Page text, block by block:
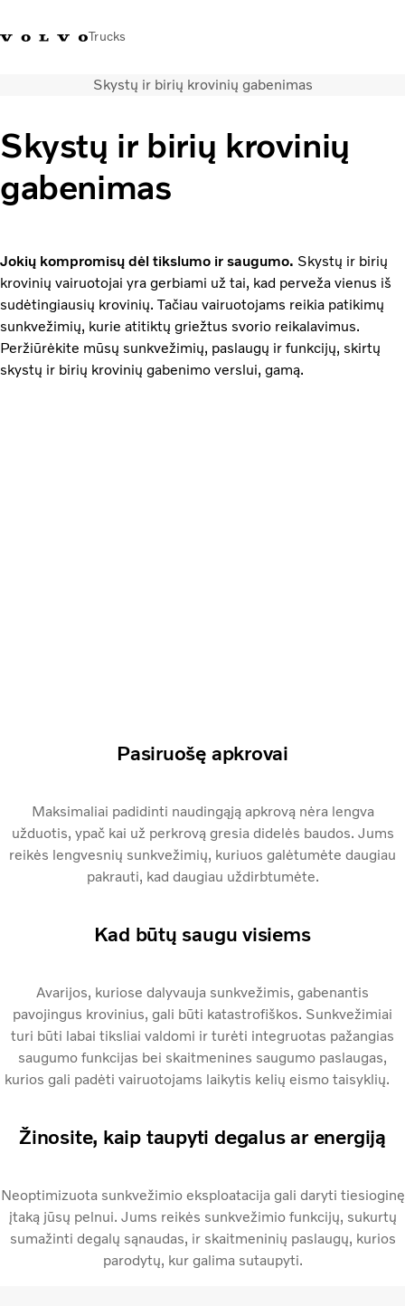
Trucks
+ 370 610 19991Volvo Trucks parduotuvė PrisijungtiLietuva
Transporto sprendimai
Sunkvežimiai
Paslaugos
Naujienos
Apie mus
Skystų ir birių krovinių gabenimas
Skystų ir birių krovinių
gabenimas
Jokių kompromisų dėl tikslumo ir saugumo. Skystų ir birių
krovinių vairuotojai yra gerbiami už tai, kad perveža vienus iš
sudėtingiausių krovinių. Tačiau vairuotojams reikia patikimų
sunkvežimių, kurie atitiktų griežtus svorio reikalavimus.
Peržiūrėkite mūsų sunkvežimių, paslaugų ir funkcijų, skirtų
skystų ir birių krovinių gabenimo verslui, gamą.
Pasiruošę apkrovai
Maksimaliai padidinti naudingąją apkrovą nėra lengva
užduotis, ypač kai už perkrovą gresia didelės baudos. Jums
reikės lengvesnių sunkvežimių, kuriuos galėtumėte daugiau
pakrauti, kad daugiau uždirbtumėte.
Kad būtų saugu visiems
Avarijos, kuriose dalyvauja sunkvežimis, gabenantis
pavojingus krovinius, gali būti katastrofiškos. Sunkvežimiai
turi būti labai tiksliai valdomi ir turėti integruotas pažangias
saugumo funkcijas bei skaitmenines saugumo paslaugas,
kurios gali padėti vairuotojams laikytis kelių eismo taisyklių.
Žinosite, kaip taupyti degalus ar energiją
Neoptimizuota sunkvežimio eksploatacija gali daryti tiesioginę
įtaką jūsų pelnui. Jums reikės sunkvežimio funkcijų, sukurtų
sumažinti degalų sąnaudas, ir skaitmeninių paslaugų, kurios
parodytų, kur galima sutaupyti.